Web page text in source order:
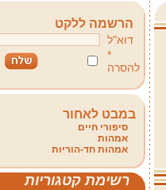
הרשמה ללקט
דוא"ל
*
להסרה
במבט לאחור
סיפורי חיים
אמהות
אמהות חד-הוריות
רשימת קטגוריות